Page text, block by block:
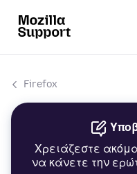
Firefox
Χρειάζεστε
να κάνετε την